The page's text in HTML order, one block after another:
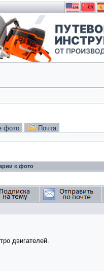
фото Почта
к фото
двигателей.